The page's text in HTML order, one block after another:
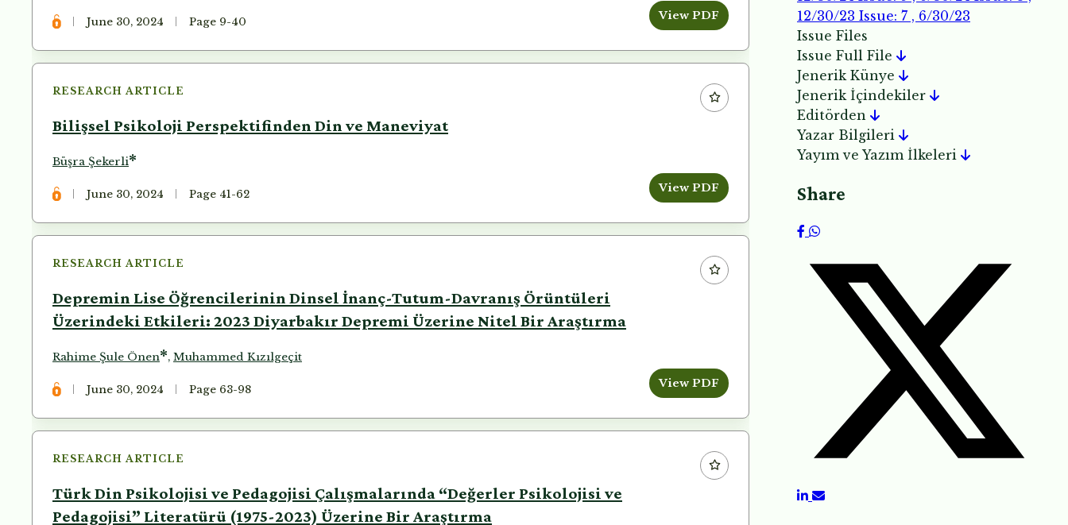
June 30, 2024 Page 9-40 View PDF
RESEARCH ARTICLE
Bilişsel Psikoloji Perspektifinden Din ve Maneviyat
Büşra Şekerli*
June 30, 2024 Page 41-62 View PDF
RESEARCH ARTICLE
Depremin Lise Öğrencilerinin Dinsel İnanç-Tutum-Davranış Örüntüleri
Üzerindeki Etkileri: 2023 Diyarbakır Depremi Üzerine Nitel Bir Araştırma
Rahime Şule Önen*, Muhammed Kızılgeçit
June 30, 2024 Page 63-98 View PDF
RESEARCH ARTICLE
Türk Din Psikolojisi ve Pedagojisi Çalışmalarında “Değerler Psikolojisi ve
Pedagojisi” Literatürü (1975-2023) Üzerine Bir Araştırma
12/30/23 Issue: 7 , 6/30/23
Issue Files
Issue Full File
Jenerik Künye
Jenerik İçindekiler
Editörden
Yazar Bilgileri
Yayım ve Yazım İlkeleri
Share